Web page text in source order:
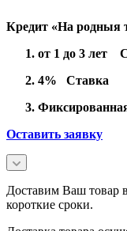
Кредит «На родныя
от 1 до 3 лет
4% Ставка
Оставить заявку
Доставим Ваш товар
короткие сроки.